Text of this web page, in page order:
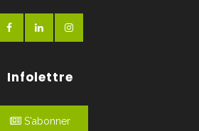
Infolettre
S'abonner